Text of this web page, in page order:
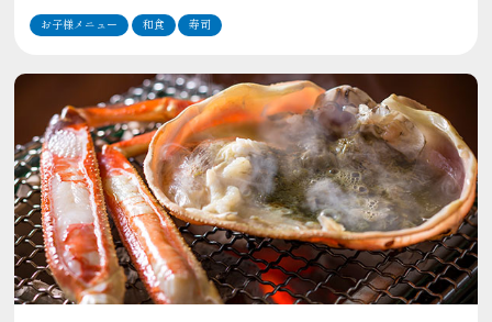
お子様メニュー 和食 寿司